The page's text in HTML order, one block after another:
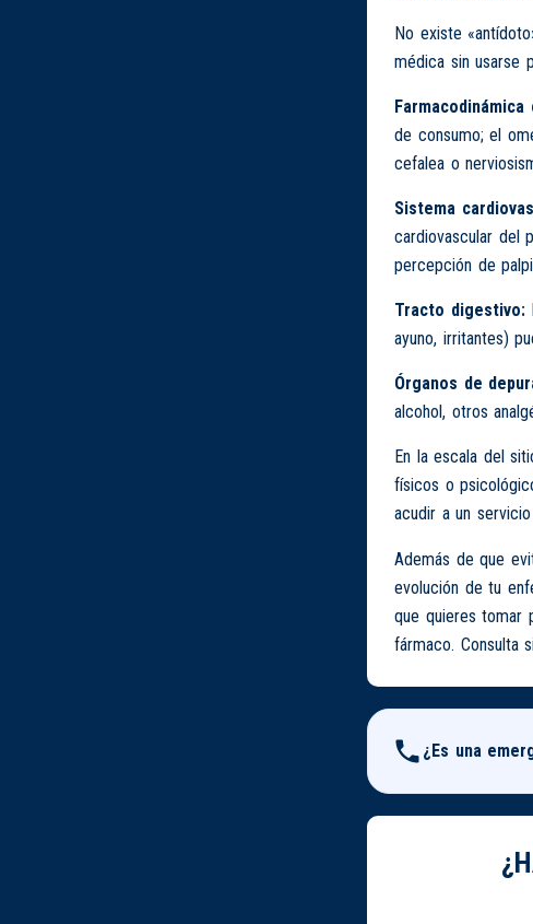
No existe
médica sin usarse
Farmacodinámica
de consumo; el
cefalea o
Sistema
cardiovascular del
percepción de
Tracto digestivo:
ayuno, irritantes)
Órganos de
alcohol, otros
En la escala del
físicos o
acudir a un
Además de que
evolución de tu
que quieres tomar
fármaco. Consulta
¿Es una